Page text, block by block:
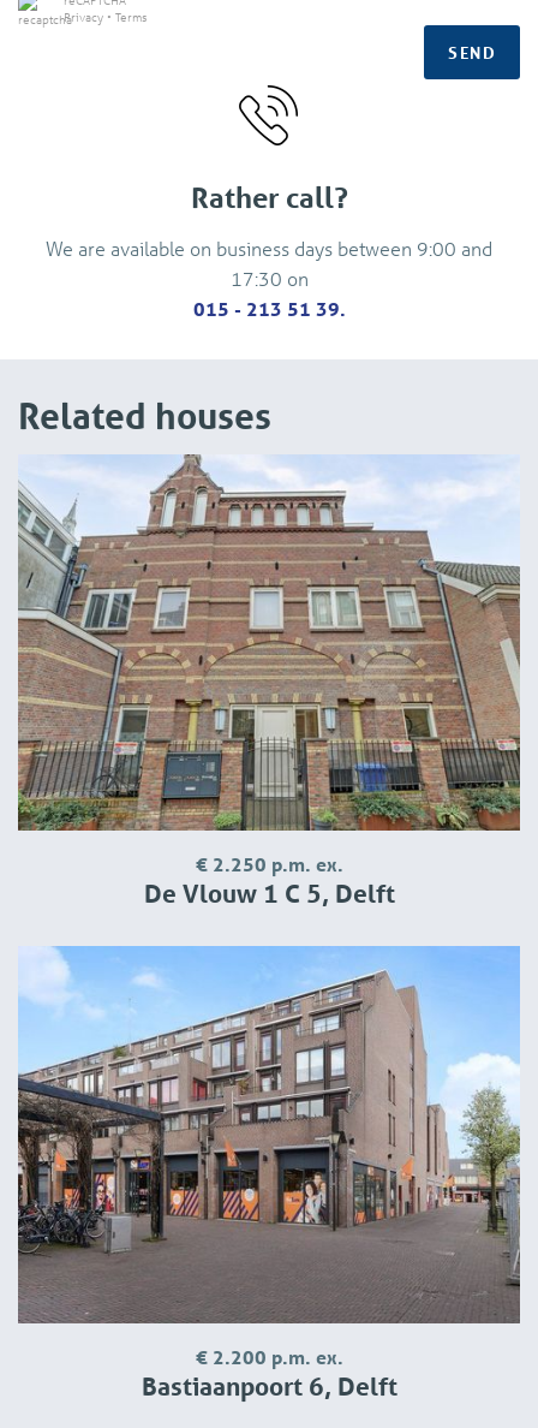
appointment for inspection of your new home. We will
inspect the place together with you and if all is well you
Privacy • Terms
SEND
Rather call?
We are available on business days between 9:00 and
17:30 on
015 - 213 51 39.
Related houses
€ 2.250 p.m. ex.
De Vlouw 1 C 5, Delft
€ 2.200 p.m. ex.
Bastiaanpoort 6, Delft